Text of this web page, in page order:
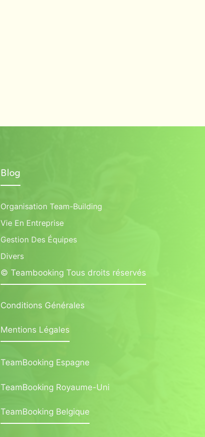
Blog
Organisation Team-Building
Vie En Entreprise
Gestion Des Équipes
Divers
© Teambooking Tous droits réservés
Conditions Générales
Mentions Légales
TeamBooking Espagne
TeamBooking Royaume-Uni
TeamBooking Belgique